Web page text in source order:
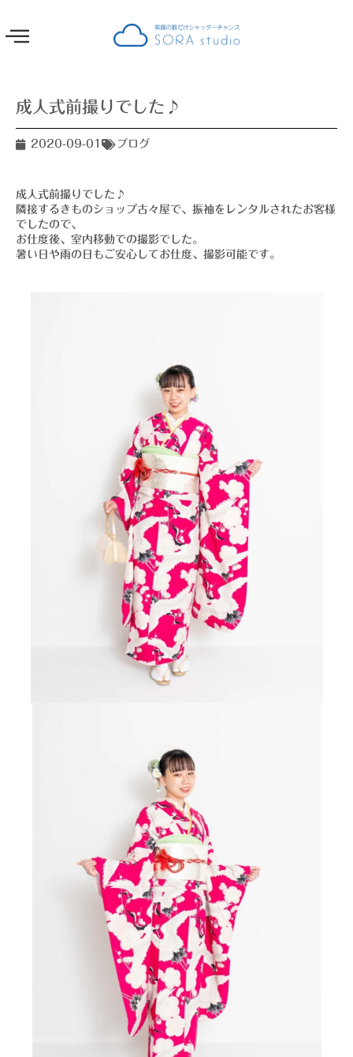
成人式前撮りでした♪
2020-09-01 ブログ
成人式前撮りでした♪
隣接するきものショップ古々屋で、振袖をレンタルされたお客様
でしたので、
お仕度後、室内移動での撮影でした。
暑い日や雨の日もご安心してお仕度、撮影可能です。